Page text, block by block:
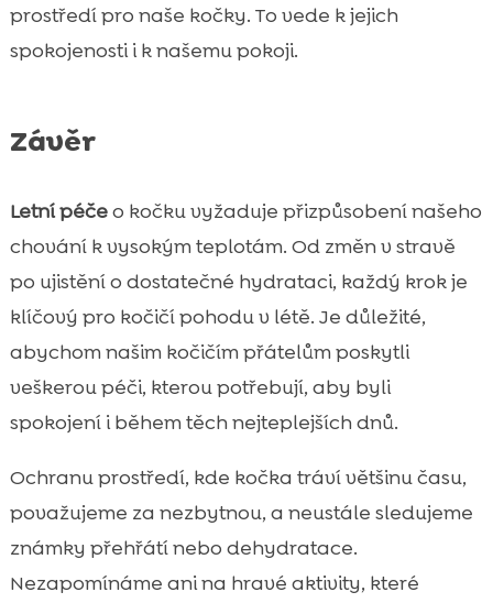
prostředí pro naše kočky. To vede k jejich
spokojenosti i k našemu pokoji.
Závěr
Letní péčeo kočku vyžaduje přizpůsobení našeho
chování k vysokým teplotám. Od změn v stravě
po ujistění o dostatečné hydrataci, každý krok je
klíčový pro kočičí pohodu v létě. Je důležité,
abychom našim kočičím přátelům poskytli
veškerou péči, kterou potřebují, aby byli
spokojení i během těch nejteplejších dnů.
Ochranu prostředí, kde kočka tráví většinu času,
považujeme za nezbytnou, a neustále sledujeme
známky přehřátí nebo dehydratace.
Nezapomínáme ani na hravé aktivity, které